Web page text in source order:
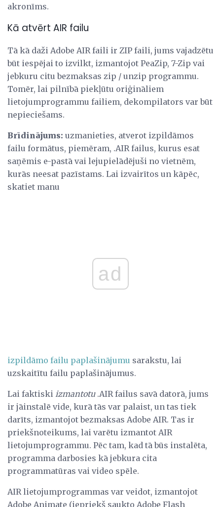
akronīms.
Kā atvērt AIR failu
Tā kā daži Adobe AIR faili ir ZIP faili, jums vajadzētu
būt iespējai to izvilkt, izmantojot PeaZip, 7-Zip vai
jebkuru citu bezmaksas zip / unzip programmu.
Tomēr, lai pilnībā piekļūtu oriģināliem
lietojumprogrammu failiem, dekompilators var būt
nepieciešams.
Brīdinājums: uzmanieties, atverot izpildāmos
failu formātus, piemēram, .AIR failus, kurus esat
saņēmis e-pastā vai lejupielādējuši no vietnēm,
kurās neesat pazīstams. Lai izvairītos un kāpēc,
skatiet manu
ad
izpildāmo failu paplašinājumu sarakstu, lai
uzskaitītu failu paplašinājumus.
Lai faktiski izmantotu.AIR failus savā datorā, jums
ir jāinstalē vide, kurā tās var palaist, un tas tiek
darīts, izmantojot bezmaksas Adobe AIR. Tas ir
priekšnoteikums, lai varētu izmantot AIR
lietojumprogrammu. Pēc tam, kad tā būs instalēta,
programma darbosies kā jebkura cita
programmatūras vai video spēle.
AIR lietojumprogrammas var veidot, izmantojot
Adobe Animate (iepriekš saukto Adobe Flash